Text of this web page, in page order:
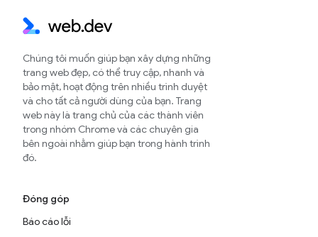
Chúng tôi muốn giúp bạn xây dựng những
trang web đẹp, có thể truy cập, nhanh và
bảo mật, hoạt động trên nhiều trình duyệt
và cho tất cả người dùng của bạn. Trang
web này là trang chủ của các thành viên
trong nhóm Chrome và các chuyên gia
bên ngoài nhằm giúp bạn trong hành trình
đó.
Đóng góp
Báo cáo lỗi